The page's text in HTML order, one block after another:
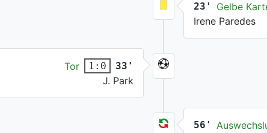
23'
Gelbe
Irene Paredes
Tor 1:0 33'
J. Park
56'